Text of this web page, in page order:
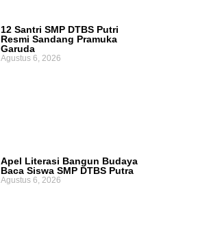
12 Santri SMP DTBS Putri
Resmi Sandang Pramuka
Garuda
Agustus 6, 2026
Apel Literasi Bangun Budaya
Baca Siswa SMP DTBS Putra
Agustus 6, 2026